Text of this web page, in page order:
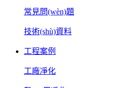
常見問(wèn)題
技術(shù)資料
工程案例
工廠凈化